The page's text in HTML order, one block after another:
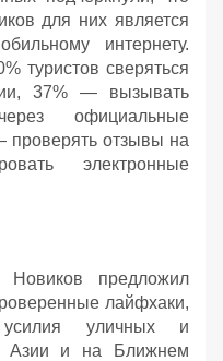
для них является
интернету.
туристов сверяться
37% — вызывать
официальные
отзывы на
электронные
предложил
лайфхаки,
усилия уличных и
Азии и на Ближнем